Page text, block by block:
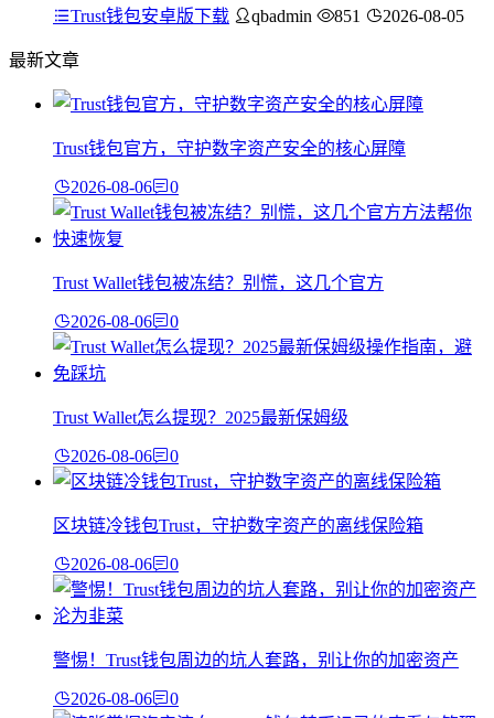
Trust钱包安卓版下载 qbadmin 851 2026-08-05
最新文章
Trust钱包官方，守护数字资产安全的核心屏障
2026-08-06 0
Trust Wallet钱包被冻结？别慌，这几个官方
2026-08-06 0
Trust Wallet怎么提现？2025最新保姆级
2026-08-06 0
区块链冷钱包Trust，守护数字资产的离线保险箱
2026-08-06 0
警惕！Trust钱包周边的坑人套路，别让你的加密资产
2026-08-06 0